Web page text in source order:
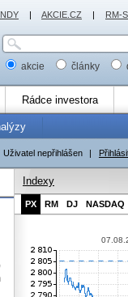
akcie články
Rádce investora
Uživatel nepřihlášen |
Indexy
PX RM DJ NASDAQ
| AKCIE.CZ | RM-